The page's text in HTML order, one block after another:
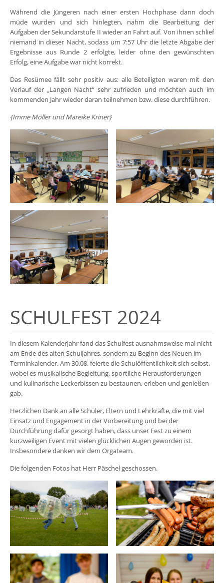
Während die Jüngeren nach einer ersten Hochphase dann doch
müde wurden und sich hinlegten, nahm die Bearbeitung der
Aufgaben der Sekundarstufe II wieder an Fahrt auf. Von ihnen schlief
niemand in dieser Nacht, sodass um 7:57 Uhr die letzte Abgabe der
Ergebnisse aus Runde 2 erfolgte, leider ohne den gewünschten
Erfolg, eine Aufgabe war nicht korrekt.
Das Resümee fällt sehr positiv aus: alle Beteiligten waren mit den
Verlauf der „Langen Nacht“ sehr zufrieden und möchten auch im
kommenden Jahr wieder daran teilnehmen bzw. diese durchführen.
{Imme Möller und Mareike Kriner}
SCHULFEST 2024
In diesem Kalenderjahr fand das Schulfest ausnahmsweise mal nicht
am Ende des alten Schuljahres, sondern zu Beginn des Neuen im
Terminkalender. Am 30.08. feierte die Schulöffentlichkeit sich selbst,
wobei es musikalische Begleitung, sportliche Herausforderungen
und kulinarische Leckerbissen zu bestaunen, erleben und genießen
gab.
Herzlichen Dank an alle Schüler, Eltern und Lehrkräfte, die mit viel
Einsatz und Engagement in der Vorbereitung und bei der
Durchführung dafür gesorgt haben, dass unser Fest zu einem
kurzweiligen Event mit vielen glücklichen Augen geworden ist.
Insbesondere danken wir dem Orgateam.
Die folgenden Fotos hat Herr Päschel geschossen.